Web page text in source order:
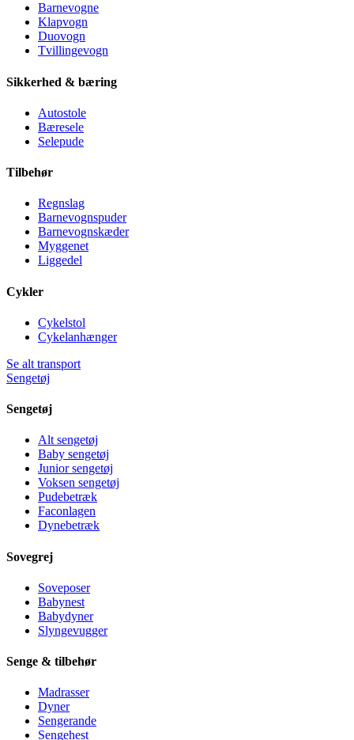
Barnevogne
Klapvogn
Duovogn
Tvillingevogn
Sikkerhed & bæring
Autostole
Bæresele
Selepude
Tilbehør
Regnslag
Barnevognspuder
Barnevognskæder
Myggenet
Liggedel
Cykler
Cykelstol
Cykelanhænger
Se alt transport
Sengetøj
Sengetøj
Alt sengetøj
Baby sengetøj
Junior sengetøj
Voksen sengetøj
Pudebetræk
Faconlagen
Dynebetræk
Sovegrej
Soveposer
Babynest
Babydyner
Slyngevugger
Senge & tilbehør
Madrasser
Dyner
Sengerande
Sengehest